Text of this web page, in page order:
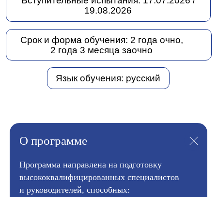
О программе
Программа направлена на подготовку
высококвалифицированных специалистов
и руководителей, способных: